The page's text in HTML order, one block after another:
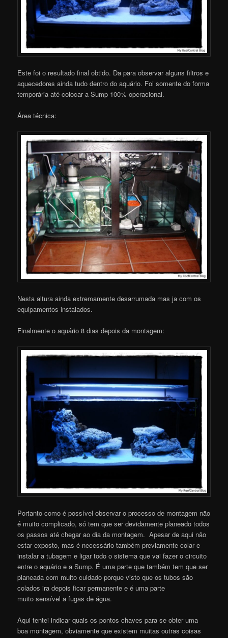
Este foi o resultado final obtido. Da para observar alguns filtros e
aquecedores ainda tudo dentro do aquário. Foi somente do forma
temporária até colocar a Sump 100% operacional.
Área técnica:
Nesta altura ainda extremamente desarrumada mas ja com os
equipamentos instalados.
Finalmente o aquário 8 dias depois da montagem:
Portanto como é possível observar o processo de montagem não
é muito complicado, só tem que ser devidamente planeado todos
os passos até chegar ao dia da montagem. Apesar de aqui não
estar exposto, mas é necessário também previamente colar e
instalar a tubagem e ligar todo o sistema que vai fazer o circuito
entre o aquário e a Sump. É uma parte que também tem que ser
planeada com muito cuidado porque visto que os tubos são
colados ira depois ficar permanente e é uma parte
muito sensível a fugas de água.
Aqui tentei indicar quais os pontos chaves para se obter uma
boa montagem, obviamente que existem muitas outras coisas